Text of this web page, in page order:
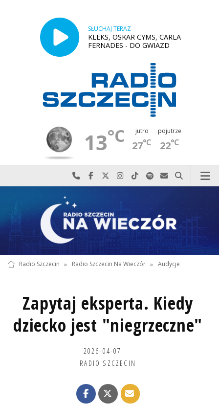
SŁUCHAJ TERAZ
KLEKS, OSKAR CYMS, CARLA
FERNADES - DO GWIAZD
13°C jutro
27°C
pojutrze
22°C
Najlepiej po prostu do nas zadzwoń
Odwiedź nas na Facebook-u
Odwiedź nas na X
Odwiedź nas na Instagram-ie
Odwiedź nas na TikTok-u
Szukaj nas na Spotify
Wyślij do nas
Szukaj
Radio Szczecin » Radio Szczecin Na Wieczór » Audycje
Zapytaj eksperta. Kiedy
dziecko jest "niegrzeczne"
2026-04-07
RADIO SZCZECIN